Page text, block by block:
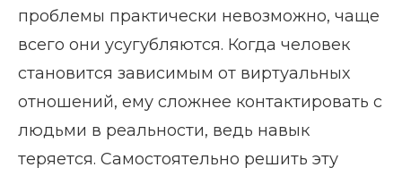
проблемы практически невозможно, чаще
всего они усугубляются. Когда человек
становится зависимым от виртуальных
отношений, ему сложнее контактировать с
людьми в реальности, ведь навык
теряется. Самостоятельно решить эту